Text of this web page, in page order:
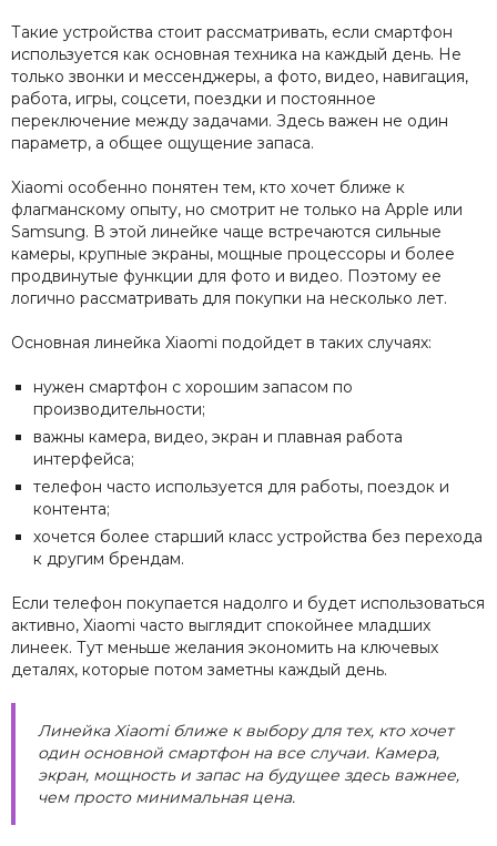
Такие устройства стоит рассматривать, если смартфон
используется как основная техника на каждый день. Не
только звонки и мессенджеры, а фото, видео, навигация,
работа, игры, соцсети, поездки и постоянное
переключение между задачами. Здесь важен не один
параметр, а общее ощущение запаса.
Xiaomi особенно понятен тем, кто хочет ближе к
флагманскому опыту, но смотрит не только на Apple или
Samsung. В этой линейке чаще встречаются сильные
камеры, крупные экраны, мощные процессоры и более
продвинутые функции для фото и видео. Поэтому ее
логично рассматривать для покупки на несколько лет.
Основная линейка Xiaomi подойдет в таких случаях:
нужен смартфон с хорошим запасом по
производительности;
важны камера, видео, экран и плавная работа
интерфейса;
телефон часто используется для работы, поездок и
контента;
хочется более старший класс устройства без перехода
к другим брендам.
Если телефон покупается надолго и будет использоваться
активно, Xiaomi часто выглядит спокойнее младших
линеек. Тут меньше желания экономить на ключевых
деталях, которые потом заметны каждый день.
Линейка Xiaomi ближе к выбору для тех, кто хочет
один основной смартфон на все случаи. Камера,
экран, мощность и запас на будущее здесь важнее,
чем просто минимальная цена.